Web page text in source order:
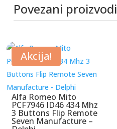
Povezani proizvodi
Akcija!
Alfa Romeo Mito
PCF7946 ID46 434 Mhz
3 Buttons Flip Remote
Seven Manufacture –